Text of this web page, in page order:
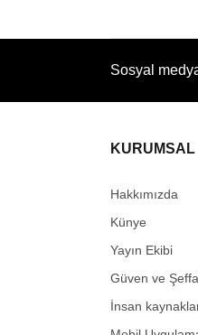
Sosyal
KURUMSAL
Hakkımızda
Künye
Yayın Ekibi
Güven ve
İnsan